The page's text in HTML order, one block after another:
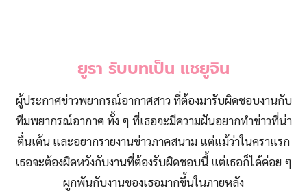
ยูรา รับบทเป็น แชยูจิน
ผู้ประกาศข่าวพยากรณ์อากาศสาว ที่ต้องมารับผิดชอบงานกับ
ทีมพยากรณ์อากาศ ทั้ง ๆ ที่เธอจะมีความฝันอยากทำข่าวที่น่า
ตื่นเต้น และอยากรายงานข่าวภาคสนาม แต่แม้ว่าในคราแรก
เธอจะต้องผิดหวังกับงานที่ต้องรับผิดชอบนี้ แต่เธอก็ได้ค่อย ๆ
ผูกพันกับงานของเธอมากขึ้นในภายหลัง